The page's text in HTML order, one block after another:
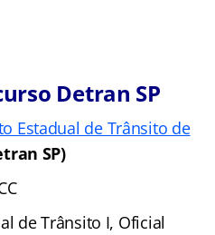
Detran SP
Estadual de Trânsito de
SP)
de Trânsito I, Oficial